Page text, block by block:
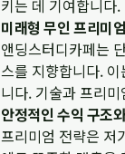
키는 데 기여합니다.
미래형 무인 프리미
앤딩스터디카페는
스를 지향합니다.
니다. 기술과 프리
안정적인 수익 구조
프리미엄 전략은 저